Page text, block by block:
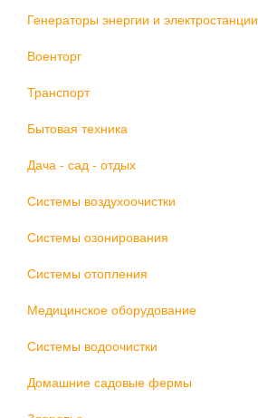
Генераторы энергии и электростанции
Военторг
Транспорт
Бытовая техника
Дача - сад - отдых
Системы воздухоочистки
Системы озонирования
Системы отопления
Медицинское оборудование
Системы водоочистки
Домашние садовые фермы